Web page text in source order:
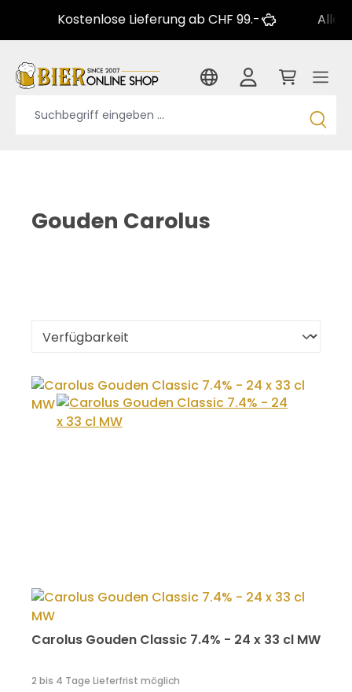
Kostenlose Lieferung ab CHF 99.- Alle
Gouden Carolus
Carolus Gouden Classic 7.4% - 24 x 33 cl MW
2 bis 4 Tage Lieferfrist möglich